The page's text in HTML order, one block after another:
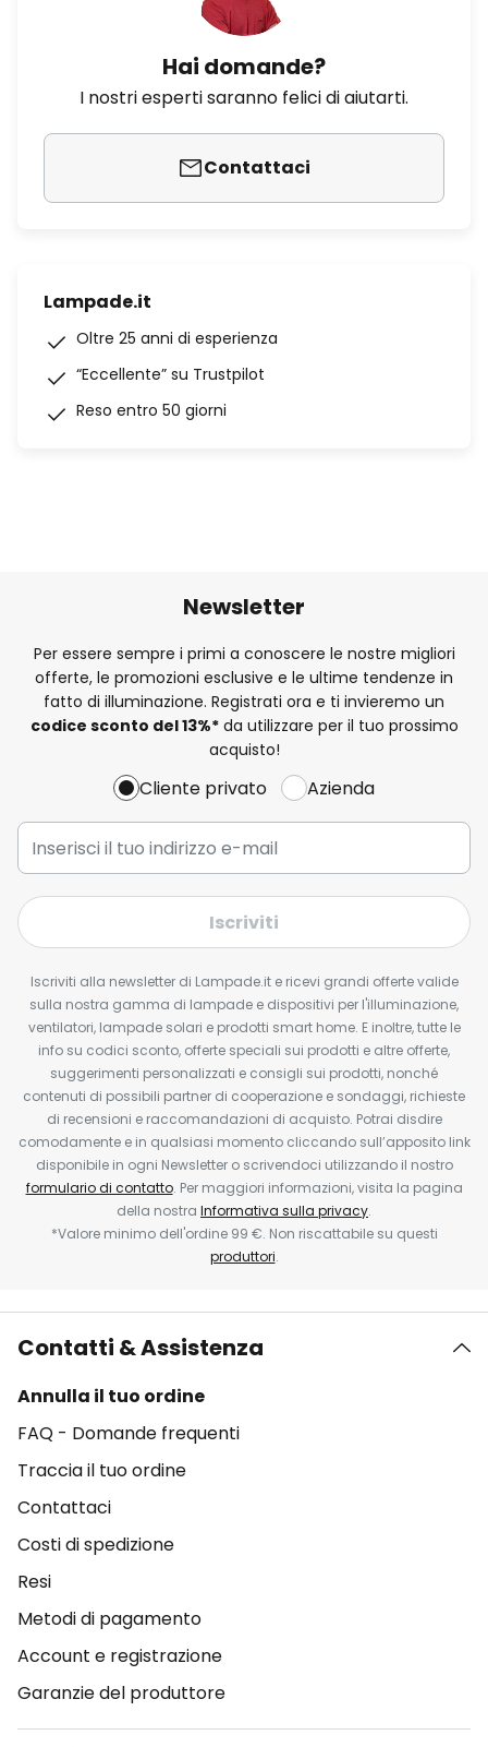
Hai domande?
I nostri esperti saranno felici di aiutarti.
Contattaci
Lampade.it
Oltre 25 anni di esperienza
“Eccellente” su Trustpilot
Reso entro 50 giorni
Newsletter
Per essere sempre i primi a conoscere le nostre migliori
offerte, le promozioni esclusive e le ultime tendenze in
fatto di illuminazione. Registrati ora e ti invieremo un
codice sconto del13%*da utilizzare per il tuo prossimo
acquisto!
Cliente privato Azienda
Iscriviti
Iscriviti alla newsletter di Lampade.it e ricevi grandi offerte valide
sulla nostra gamma di lampade e dispositivi per l'illuminazione,
ventilatori, lampade solari e prodotti smart home. E inoltre, tutte le
info su codici sconto, offerte speciali sui prodotti e altre offerte,
suggerimenti personalizzati e consigli sui prodotti, nonché
contenuti di possibili partner di cooperazione e sondaggi, richieste
di recensioni e raccomandazioni di acquisto. Potrai disdire
comodamente e in qualsiasi momento cliccando sull’apposito link
disponibile in ogni Newsletter o scrivendoci utilizzando il nostro
formulario di contatto. Per maggiori informazioni, visita la pagina
della nostra Informativa sulla privacy.
*Valore minimo dell'ordine 99 €. Non riscattabile su questi
produttori.
Contatti & Assistenza
Annulla il tuo ordine
FAQ - Domande frequenti
Traccia il tuo ordine
Contattaci
Costi di spedizione
Resi
Metodi di pagamento
Account e registrazione
Garanzie del produttore